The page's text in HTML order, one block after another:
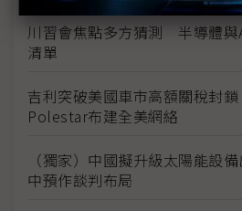
川習會焦點多方猜測 半導體與
清單
吉利突破美國車市高額關稅封
Polestar布建全美網絡
（獨家）中國擬升級太陽能設
中預作談判布局